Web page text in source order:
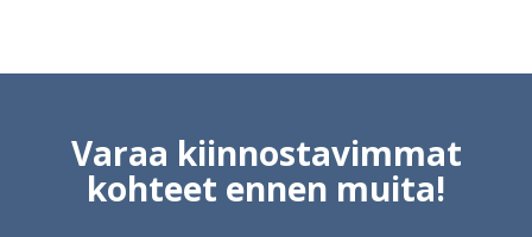
Varaa kiinnostavimmat
kohteet ennen muita!